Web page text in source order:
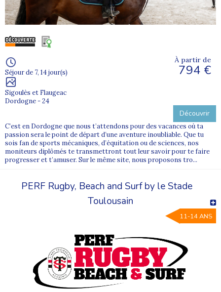
Séjour de 7, 14 jour(s)
Sigoulès et Flaugeac
Dordogne - 24
À partir de
794 €
Découvrir
C’est en Dordogne que nous t’attendons pour des vacances où ta
passion sera le point de départ d’une aventure inoubliable. Que tu
sois fan de sports mécaniques, d’équitation ou de sciences, nos
moniteurs diplômés te transmettront tout leur savoir pour te faire
progresser et t’amuser. Sur le même site, nous proposons tro...
PERF Rugby, Beach and Surf by le Stade
Toulousain
11-14 ANS